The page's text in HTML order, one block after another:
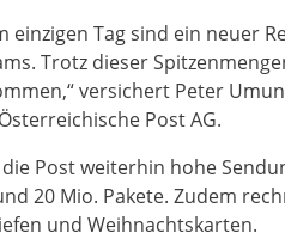
einzigen Tag sind ein neuer
Trotz dieser
versichert Peter
Post AG.
Post weiterhin hohe
20 Mio. Pakete. Zudem
und Weihnachtskarten.